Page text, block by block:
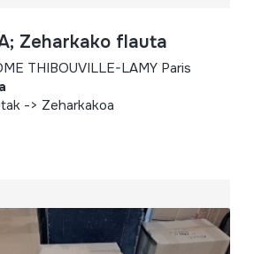
Zeharkako flauta
THIBOUVILLE-LAMY Paris
-> Zeharkakoa